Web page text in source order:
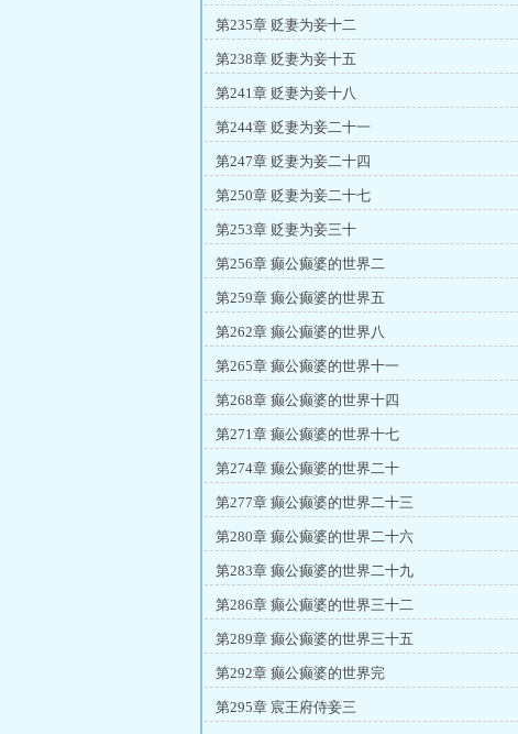
第235章 贬妻为妾十二
第238章 贬妻为妾十五
第241章 贬妻为妾十八
第244章 贬妻为妾二十一
第247章 贬妻为妾二十四
第250章 贬妻为妾二十七
第253章 贬妻为妾三十
第256章 癫公癫婆的世界二
第259章 癫公癫婆的世界五
第262章 癫公癫婆的世界八
第265章 癫公癫婆的世界十一
第268章 癫公癫婆的世界十四
第271章 癫公癫婆的世界十七
第274章 癫公癫婆的世界二十
第277章 癫公癫婆的世界二十三
第280章 癫公癫婆的世界二十六
第283章 癫公癫婆的世界二十九
第286章 癫公癫婆的世界三十二
第289章 癫公癫婆的世界三十五
第292章 癫公癫婆的世界完
第295章 宸王府侍妾三